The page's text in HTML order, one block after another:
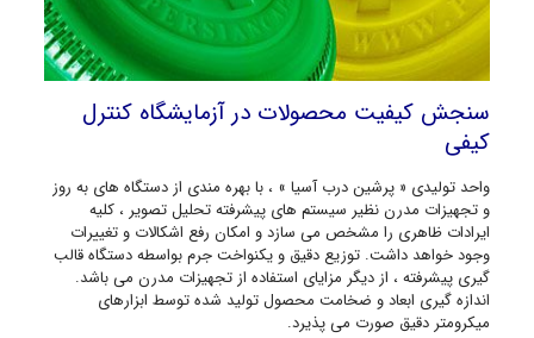
سنجش کیفیت محصولات در آزمایشگاه کنترل
کیفی
واحد تولیدی « پرشین درب آسیا » ، با بهره مندی از دستگاه های به روز
و تجهیزات مدرن نظیر سیستم های پیشرفته تحلیل تصویر ، کلیه
ایرادات ظاهری را مشخص می سازد و امکان رفع اشکالات و تغییرات
وجود خواهد داشت. توزیع دقیق و یکنواخت جرم بواسطه دستگاه قالب
گیری پیشرفته ، از دیگر مزایای استفاده از تجهیزات مدرن می باشد.
اندازه گیری ابعاد و ضخامت محصول تولید شده توسط ابزارهای
میکرومتر دقیق صورت می پذیرد.